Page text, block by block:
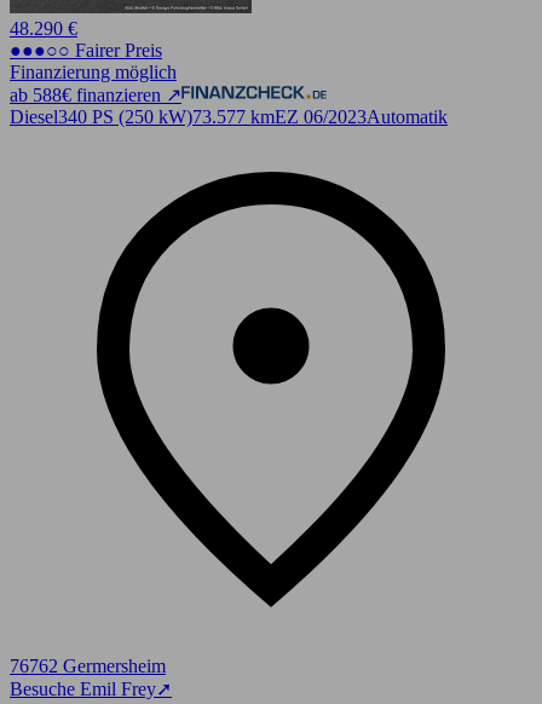
48.290 €
●●●○○ Fairer Preis
Finanzierung möglich
ab 588€ finanzieren ↗
Diesel340 PS (250 kW)73.577 kmEZ 06/2023Automatik
76762 Germersheim
Besuche Emil Frey➚